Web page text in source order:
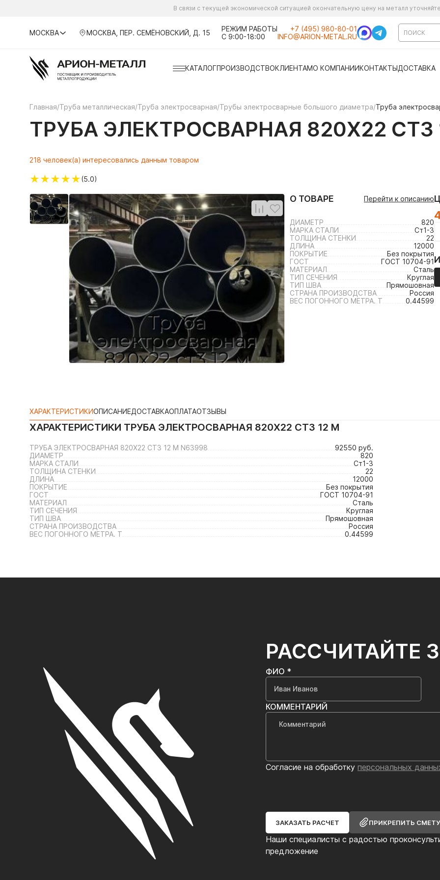
В связи с текущей экономической ситуацией окончательную цену на металл
МОСКВА МОСКВА, ПЕР. СЕМЁНОВСКИЙ, Д. 15
РЕЖИМ РАБОТЫ
С 9:00-18:00
+7 (495) 980-80-01
INFO@ARION-METAL.RU
КАТАЛОГПРОИЗВОДСТВОКЛИЕНТАМО КОМПАНИИКОНТАКТЫДОСТАВКА
Главная/Труба металлическая/Труба электросварная/Трубы электросварные большого диаметра/Труба
ТРУБА ЭЛЕКТРОСВАРНАЯ 820Х22 СТ3
218 человек(а) интересовались данным товаром
★★★★★(5.0)
О ТОВАРЕ Перейти к описанию
ДИАМЕТР
820
МАРКА СТАЛИ
Ст1-3
ТОЛЩИНА СТЕНКИ
22
ДЛИНА
12000
ПОКРЫТИЕ
Без покрытия
ГОСТ
ГОСТ 10704-91
МАТЕРИАЛ
Сталь
ТИП СЕЧЕНИЯ
Круглая
ТИП ШВА
Прямошовная
СТРАНА ПРОИЗВОДСТВА
Россия
ВЕС ПОГОННОГО МЕТРА. Т
0.44599
ХАРАКТЕРИСТИКИОПИСАНИЕДОСТАВКАОПЛАТАОТЗЫВЫ
ХАРАКТЕРИСТИКИ ТРУБА ЭЛЕКТРОСВАРНАЯ 820Х22 СТ3 12 М
ТРУБА ЭЛЕКТРОСВАРНАЯ 820Х22 СТ3 12 М N63998
92550 руб.
ДИАМЕТР
820
МАРКА СТАЛИ
Ст1-3
ТОЛЩИНА СТЕНКИ
22
ДЛИНА
12000
ПОКРЫТИЕ
Без покрытия
ГОСТ
ГОСТ 10704-91
МАТЕРИАЛ
Сталь
ТИП СЕЧЕНИЯ
Круглая
ТИП ШВА
Прямошовная
СТРАНА ПРОИЗВОДСТВА
Россия
ВЕС ПОГОННОГО МЕТРА. Т
0.44599
РАССЧИТАЙТЕ
Наши специалисты с радостью
предложение
ФИО *
КОММЕНТАРИЙ
Согласие на обработку персональных
ЗАКАЗАТЬ РАСЧЕТ ПРИКРЕПИТЬ СМЕТУ